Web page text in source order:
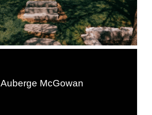
Auberge McGowan